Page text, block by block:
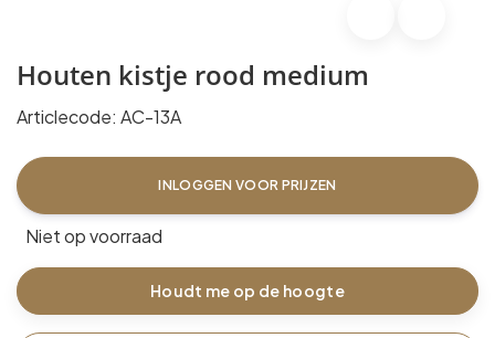
Houten kistje rood medium
Articlecode: AC-13A
INLOGGEN VOOR PRIJZEN
Niet op voorraad
Houdt me op de hoogte